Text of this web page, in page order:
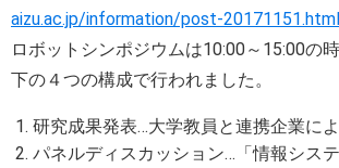
aizu.ac.jp/information/post-20171151.html
ロボットシンポジウムは10:00～15:00の
下の４つの構成で行われました。
研究成果発表…大学教員と連携企業に
パネルディスカッション…「情報シス